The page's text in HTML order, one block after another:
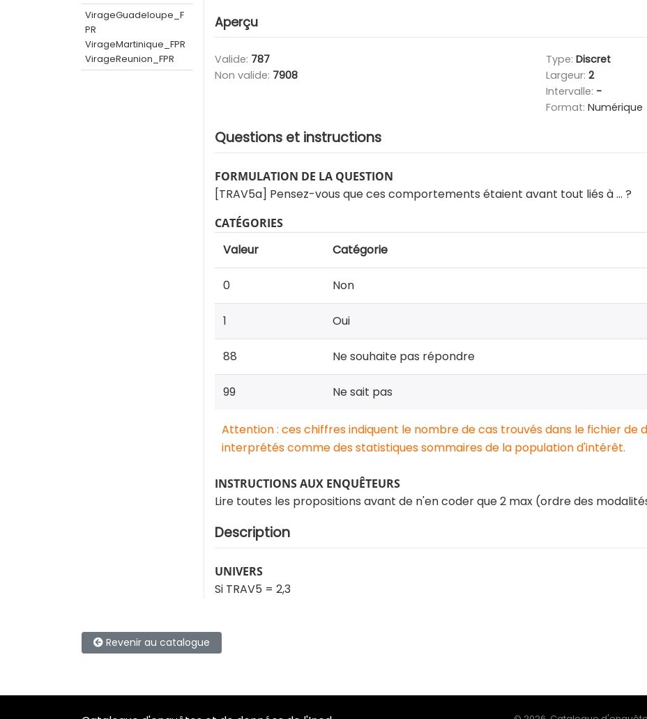
VirageGuadeloupe_F
PR
VirageMartinique_FPR
VirageReunion_FPR
Aperçu
Valide: 787
Non valide: 7908
Type: Discret
Largeur: 2
Intervalle: -
Format: Numérique
Questions et instructions
FORMULATION DE LA QUESTION
[TRAV5a] Pensez-vous que ces comportements étaient avant tout liés à … ?
CATÉGORIES
Valeur Catégorie
0 Non
1 Oui
88 Ne souhaite pas répondre
99 Ne sait pas
Attention : ces chiffres indiquent le nombre de cas trouvés dans le fichier de
interprétés comme des statistiques sommaires de la population d'intérêt.
INSTRUCTIONS AUX ENQUÊTEURS
Lire toutes les propositions avant de n'en coder que 2 max (ordre des
Description
UNIVERS
Si TRAV5 = 2,3
Revenir au catalogue